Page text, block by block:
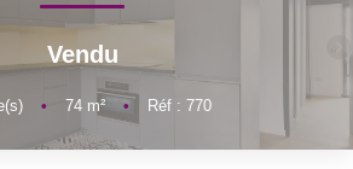
- Finorgest Aulnay
Nous Rejoindre
Vendu
• 74m² • Réf : 770